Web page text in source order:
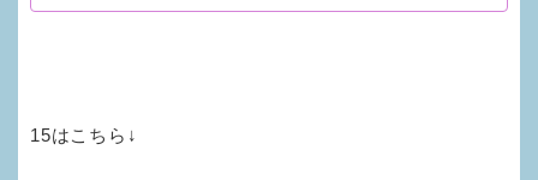
15はこちら↓